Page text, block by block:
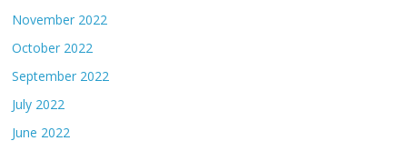
November 2022
October 2022
September 2022
July 2022
June 2022